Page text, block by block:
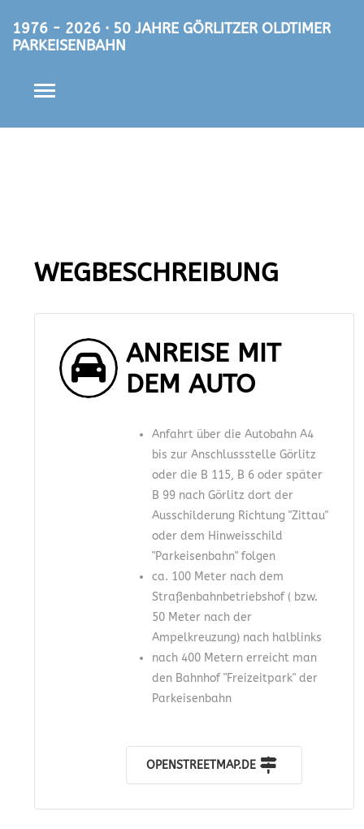
1976 - 2026 · 50 JAHRE GÖRLITZER OLDTIMER
PARKEISENBAHN
WEGBESCHREIBUNG
ANREISE MIT
DEM AUTO
Anfahrt über die Autobahn A4
bis zur Anschlussstelle Görlitz
oder die B 115, B 6 oder später
B 99 nach Görlitz dort der
Ausschilderung Richtung "Zittau"
oder dem Hinweisschild
"Parkeisenbahn" folgen
ca. 100 Meter nach dem
Straßenbahnbetriebshof ( bzw.
50 Meter nach der
Ampelkreuzung) nach halblinks
nach 400 Metern erreicht man
den Bahnhof "Freizeitpark" der
Parkeisenbahn
OPENSTREETMAP.DE